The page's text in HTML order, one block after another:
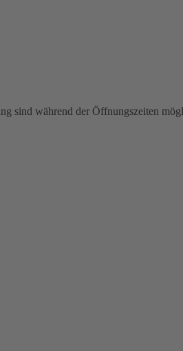
sind während der Öffnungszeiten